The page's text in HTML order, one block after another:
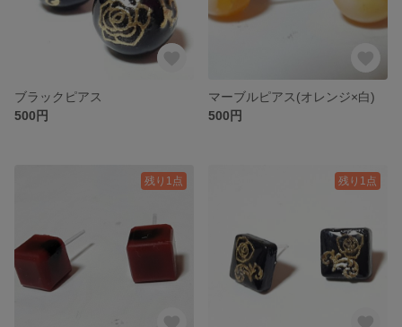
ブラックピアス
500円
マーブルピアス(オレンジ×白)
500円
残り1点 残り1点